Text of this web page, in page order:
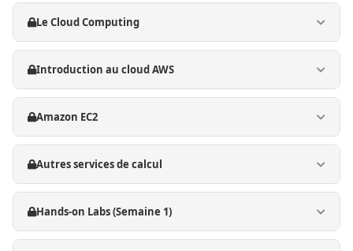
Le Cloud Computing
Introduction au cloud AWS
Amazon EC2
Autres services de calcul
Hands-on Labs (Semaine 1)